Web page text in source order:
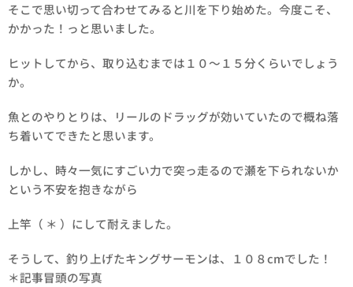
そこで思い切って合わせてみると川を下り始めた。今度こそ、
かかった！っと思いました。
ヒットしてから、取り込むまでは１０～１５分くらいでしょう
か。
魚とのやりとりは、リールのドラッグが効いていたので概ね落
ち着いてできたと思います。
しかし、時々一気にすごい力で突っ走るので瀬を下られないか
という不安を抱きながら
上竿（ ＊ ）にして耐えました。
そうして、釣り上げたキングサーモンは、１０８cmでした！
＊記事冒頭の写真